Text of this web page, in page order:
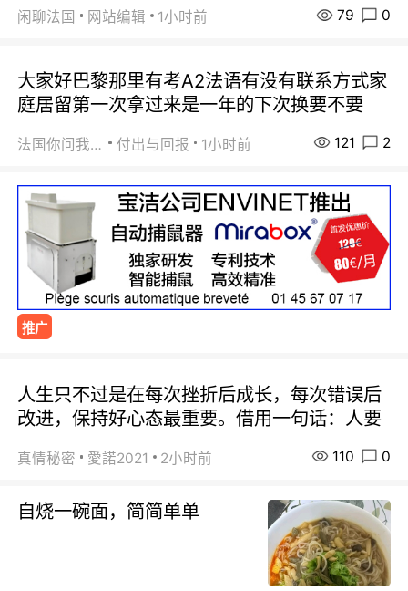
闲聊法国 网站编辑 1小时前 79 0
大家好巴黎那里有考A2法语有没有联系方式家
庭居留第一次拿过来是一年的下次换要不要
法国你问我答 付出与回报 1小时前 121 2
推广
人生只不过是在每次挫折后成长，每次错误后
改进，保持好心态最重要。借用一句话：人要
真情秘密 愛諾2021 2小时前 110 0
自烧一碗面，简简单单